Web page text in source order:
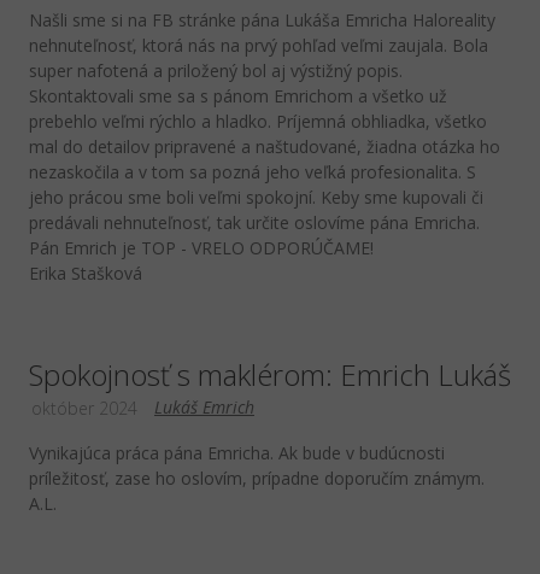
Našli sme si na FB stránke pána Lukáša Emricha Haloreality
nehnuteľnosť, ktorá nás na prvý pohľad veľmi zaujala. Bola
super nafotená a priložený bol aj výstižný popis.
Skontaktovali sme sa s pánom Emrichom a všetko už
prebehlo veľmi rýchlo a hladko. Príjemná obhliadka, všetko
mal do detailov pripravené a naštudované, žiadna otázka ho
nezaskočila a v tom sa pozná jeho veľká profesionalita. S
jeho prácou sme boli veľmi spokojní. Keby sme kupovali či
predávali nehnuteľnosť, tak určite oslovíme pána Emricha.
Pán Emrich je TOP - VRELO ODPORÚČAME!
Erika Stašková
Spokojnosť s maklérom: Emrich Lukáš
Lukáš Emrich
október 2024
Vynikajúca práca pána Emricha. Ak bude v budúcnosti
príležitosť, zase ho oslovím, prípadne doporučím známym.
A.L.